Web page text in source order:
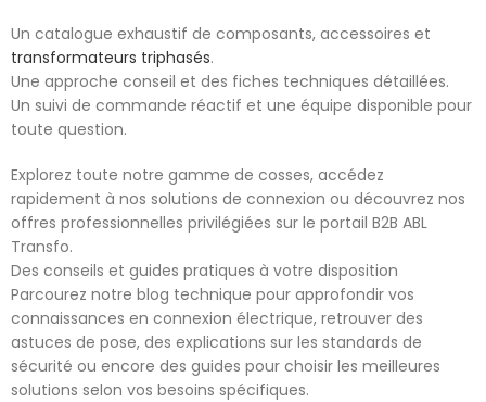
Un catalogue exhaustif de composants, accessoires et
transformateurs triphasés.
Une approche conseil et des fiches techniques détaillées.
Un suivi de commande réactif et une équipe disponible pour
toute question.
Explorez toute notre gamme de cosses, accédez
rapidement à nos solutions de connexion ou découvrez nos
offres professionnelles privilégiées sur le portail B2B ABL
Transfo.
Des conseils et guides pratiques à votre disposition
Parcourez notre blog technique pour approfondir vos
connaissances en connexion électrique, retrouver des
astuces de pose, des explications sur les standards de
sécurité ou encore des guides pour choisir les meilleures
solutions selon vos besoins spécifiques.